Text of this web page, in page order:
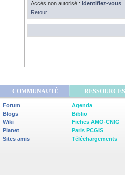
Accès non autorisé : Identifiez-vous
Retour
COMMUNAUTÉ RESSOURCES
Forum
Blogs
Wiki
Planet
Sites amis
Agenda
Biblio
Fiches AMO-CNIG
Paris PCGIS
Téléchargements